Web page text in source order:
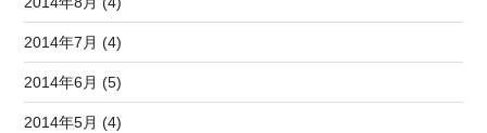
2014年7月 (4)
2014年6月 (5)
2014年5月 (4)